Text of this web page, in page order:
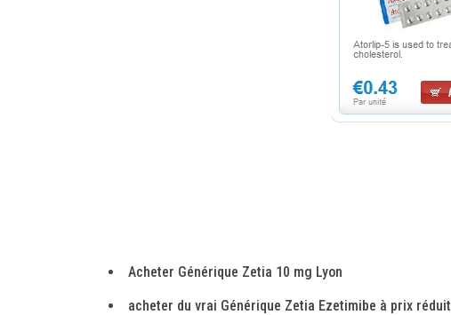
Acheter Générique Zetia 10 mg Lyon
acheter du vrai Générique Zetia Ezetimibe à prix réduit